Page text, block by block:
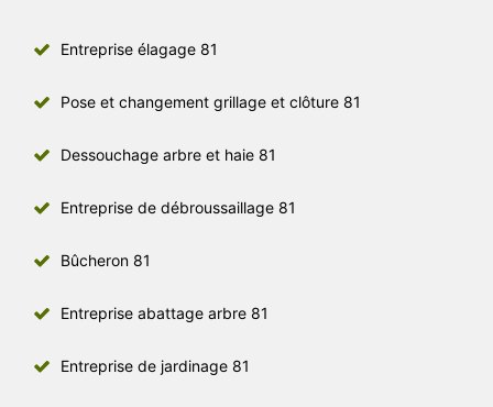
Entreprise élagage 81
Pose et changement grillage et clôture 81
Dessouchage arbre et haie 81
Entreprise de débroussaillage 81
Bûcheron 81
Entreprise abattage arbre 81
Entreprise de jardinage 81